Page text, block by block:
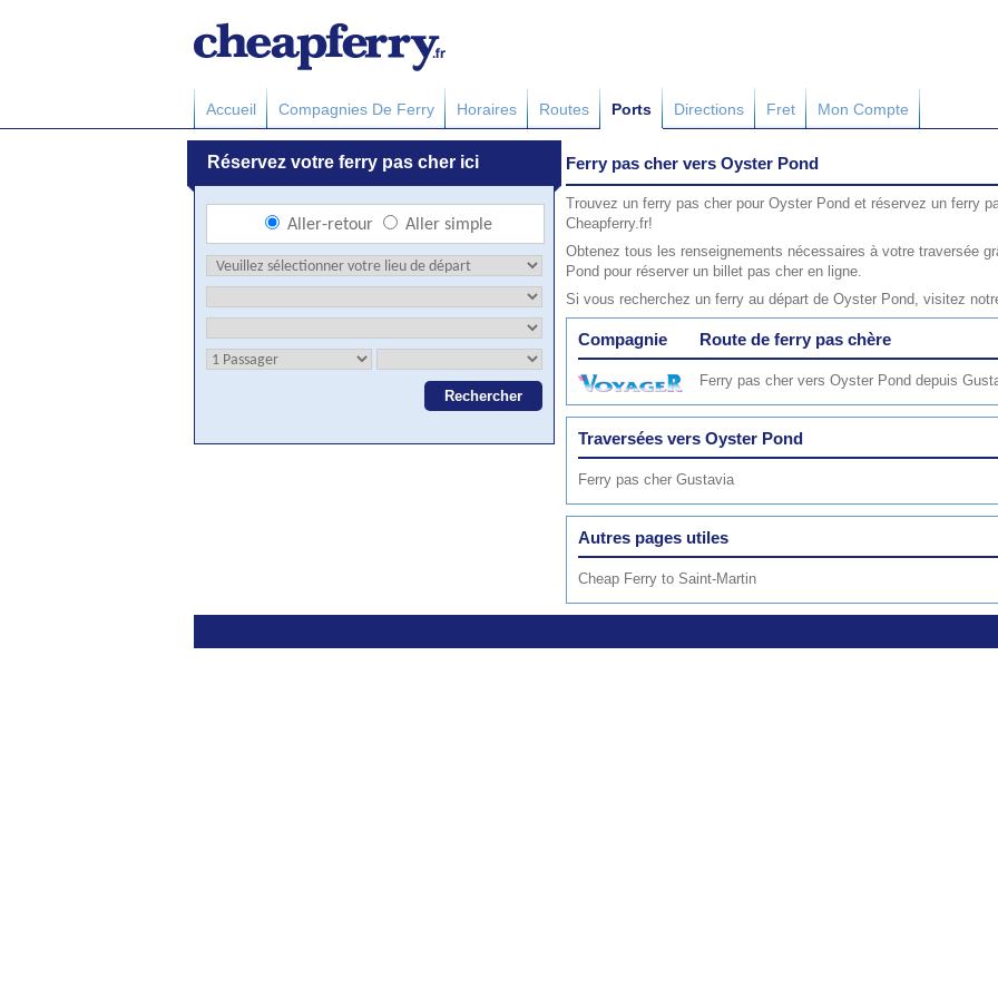
Accueil Compagnies De Ferry Horaires Routes Ports Directions Fret Mon Compte
Ferry pas cher vers Oyster Pond
Trouvez un ferry pas cher pour Oyster Pond et réservez un ferry
Cheapferry.fr!
Obtenez tous les renseignements nécessaires à votre traversée
Pond pour réserver un billet pas cher en ligne.
Si vous recherchez un ferry au départ de Oyster Pond, visitez
Compagnie Route de ferry pas chère
Ferry pas cher vers Oyster Pond depuis
Traversées vers Oyster Pond
Ferry pas cher Gustavia
Autres pages utiles
Cheap Ferry to Saint-Martin